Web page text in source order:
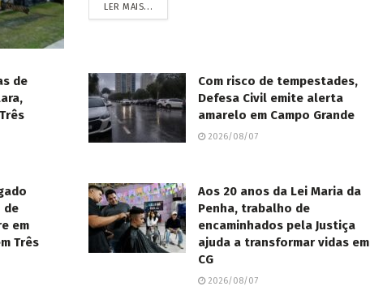
LER MAIS...
de
Com risco de tempestades,
Defesa Civil emite alerta
amarelo em Campo Grande
2026/08/07
de
em
Três
Aos 20 anos da Lei Maria da
Penha, trabalho de
encaminhados pela Justiça
ajuda a transformar vidas em
CG
2026/08/07